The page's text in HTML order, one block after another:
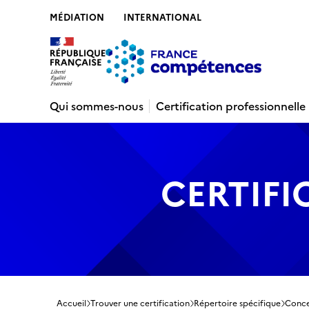
MÉDIATION INTERNATIONAL
Qui sommes-nous
Certification professionnelle
Accueil Trouver une certification Répertoire spécifique